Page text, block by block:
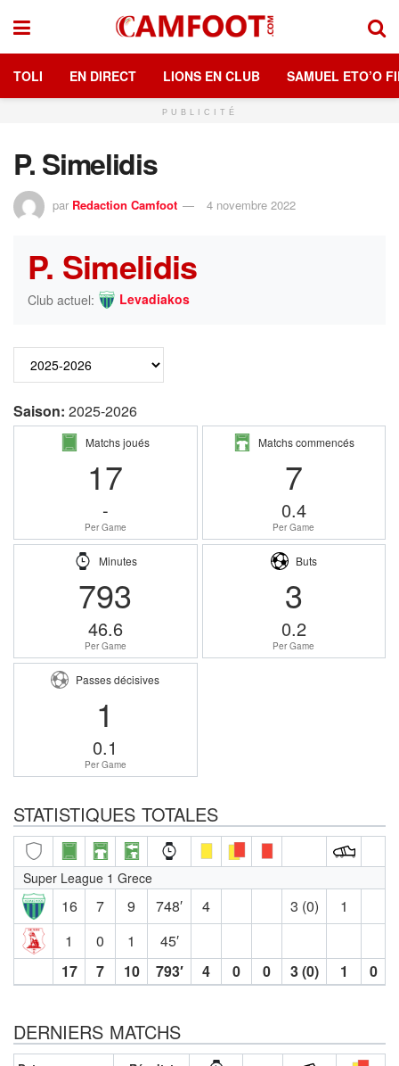
TOLI EN DIRECT LIONS EN CLUB SAMUEL ETO’O
PUBLICITÉ
P. Simelidis
par Redaction Camfoot 4 novembre 2022
P. Simelidis
Club actuel: Levadiakos
Saison: 2025-2026
Matchs joués
17
-
Per Game
Matchs commencés
7
0.4
Per Game
Minutes
793
46.6
Per Game
Buts
3
0.2
Per Game
Passes décisives
1
0.1
Per Game
STATISTIQUES TOTALES
Super League 1 Grece
16 7 9 748′ 4 3 (0)
1
1
0 1
45′
17
7 10 793′ 4 0 0 3 (0) 1 0
DERNIERS MATCHS